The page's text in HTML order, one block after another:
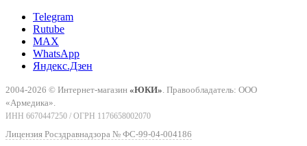
Telegram
Rutube
MAX
WhatsApp
Яндекс.Дзен
2004-2026 © Интернет-магазин «ЮКИ» . Правообладатель: ООО
«Армедика».
ИНН 6670447250 / ОГРН 1176658002070
Лицензия Росздравнадзора № ФС-99-04-004186